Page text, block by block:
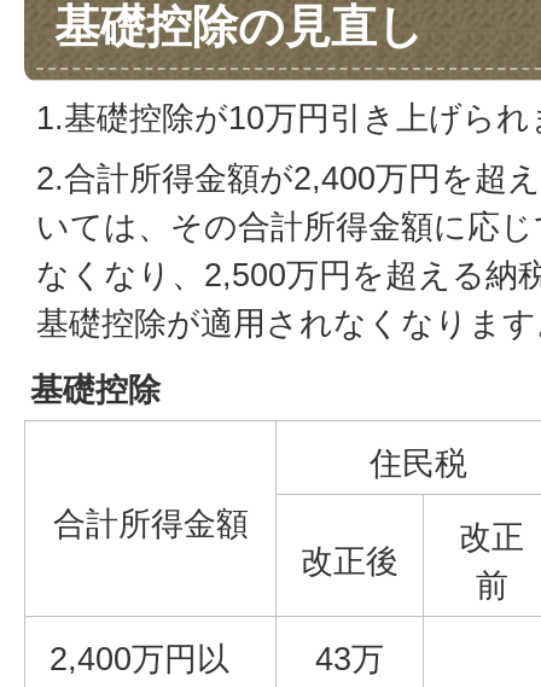
基礎控除の見直し
1.基礎控除が10万円引き上げられ
2.合計所得金額が2,400万円を超
いては、その合計所得金額に応
なくなり、2,500万円を超える納
基礎控除が適用されなくなりま
基礎控除
合計所得金額
住民税
改正後
改正
前
2,400万円以
43万